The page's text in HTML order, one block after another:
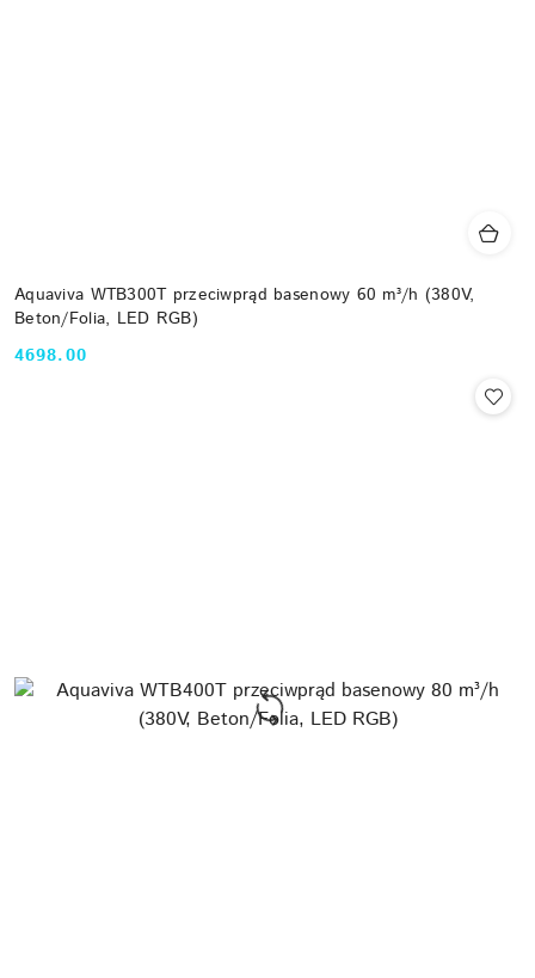
Aquaviva WTB300T przeciwprąd basenowy 60 m³/h (380V,
Beton/Folia, LED RGB)
Cena:
4698.00